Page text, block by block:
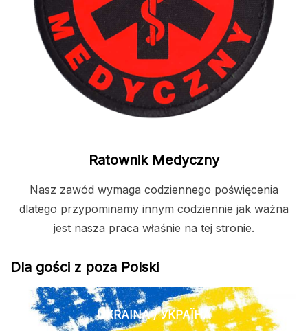
Ratownik Medyczny
Nasz zawód wymaga codziennego poświęcenia
dlatego przypominamy innym codziennie jak ważna
jest nasza praca właśnie na tej stronie.
Dla gości z poza Polski
UKRAINA / УКРАЇНА